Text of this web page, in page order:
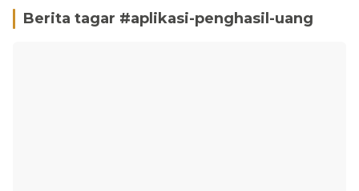
Berita tagar #aplikasi-penghasil-uang